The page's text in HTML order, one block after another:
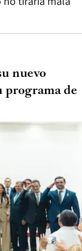
nuevo
programa de